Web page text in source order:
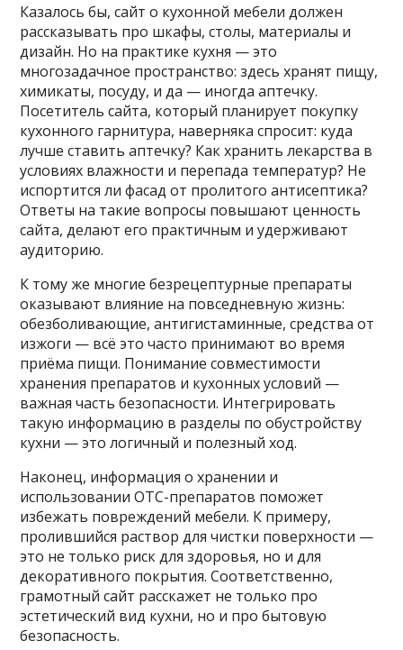
Казалось бы, сайт о кухонной мебели должен
рассказывать про шкафы, столы, материалы и
дизайн. Но на практике кухня — это
многозадачное пространство: здесь хранят пищу,
химикаты, посуду, и да — иногда аптечку.
Посетитель сайта, который планирует покупку
кухонного гарнитура, наверняка спросит: куда
лучше ставить аптечку? Как хранить лекарства в
условиях влажности и перепада температур? Не
испортится ли фасад от пролитого антисептика?
Ответы на такие вопросы повышают ценность
сайта, делают его практичным и удерживают
аудиторию.
К тому же многие безрецептурные препараты
оказывают влияние на повседневную жизнь:
обезболивающие, антигистаминные, средства от
изжоги — всё это часто принимают во время
приёма пищи. Понимание совместимости
хранения препаратов и кухонных условий —
важная часть безопасности. Интегрировать
такую информацию в разделы по обустройству
кухни — это логичный и полезный ход.
Наконец, информация о хранении и
использовании OTC-препаратов поможет
избежать повреждений мебели. К примеру,
пролившийся раствор для чистки поверхности —
это не только риск для здоровья, но и для
декоративного покрытия. Соответственно,
грамотный сайт расскажет не только про
эстетический вид кухни, но и про бытовую
безопасность.